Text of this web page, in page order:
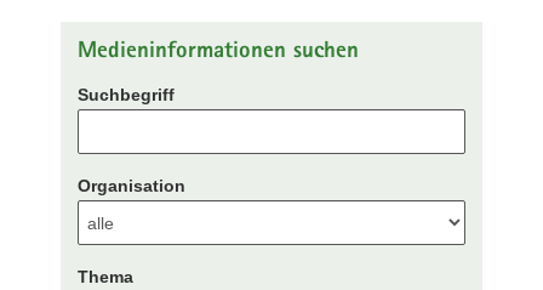
Medieninformationen suchen
Suchbegriff
Organisation
Thema